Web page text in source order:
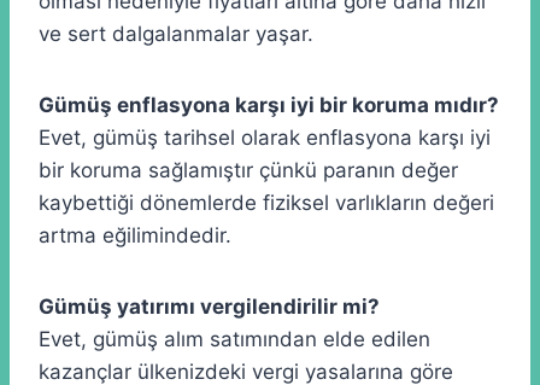
ve sert dalgalanmalar yaşar.
Gümüş enflasyona karşı iyi bir koruma mıdır?
Evet, gümüş tarihsel olarak enflasyona karşı iyi
bir koruma sağlamıştır çünkü paranın değer
kaybettiği dönemlerde fiziksel varlıkların değeri
artma eğilimindedir.
Gümüş yatırımı vergilendirilir mi?
Evet, gümüş alım satımından elde edilen
kazançlar ülkenizdeki vergi yasalarına göre